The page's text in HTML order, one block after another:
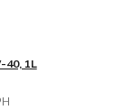
40, 1L